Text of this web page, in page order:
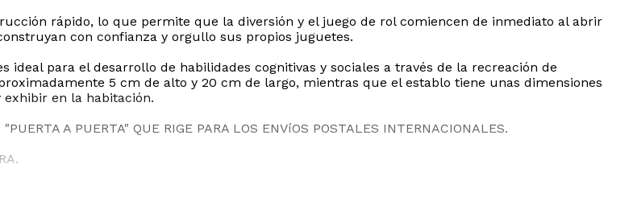
rápido, lo que permite que la diversión y el juego de rol comiencen de inmediato al abrir
con confianza y orgullo sus propios juguetes.
para el desarrollo de habilidades cognitivas y sociales a través de la recreación de
5 cm de alto y 20 cm de largo, mientras que el establo tiene unas dimensiones
en la habitación.
A PUERTA" QUE RIGE PARA LOS ENVíOS POSTALES INTERNACIONALES.